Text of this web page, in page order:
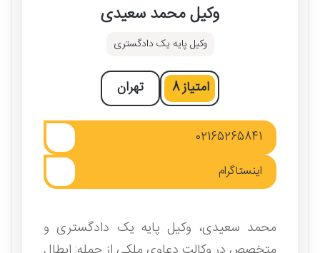
وکیل محمد سعیدی
وکیل پایه یک دادگستری
امتیاز8 تهران
02165265841
اینستاگرام
محمد سعیدی، وکیل پایه یک دادگستری و